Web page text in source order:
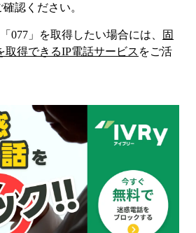
確認ください。
077 」を取得したい場合には、
固
取得できるIP電話サービス をご活